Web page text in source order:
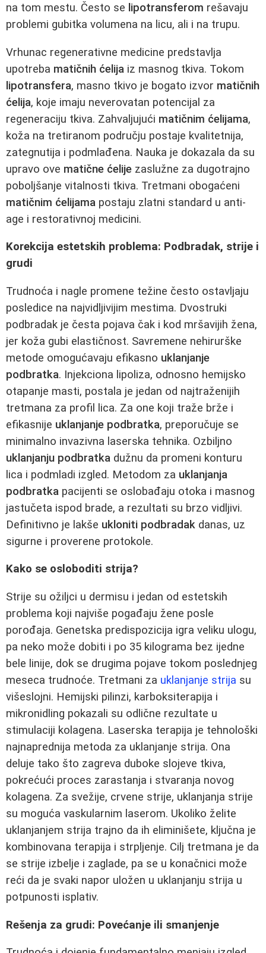
na tom mestu. Često se lipotransferom rešavaju
problemi gubitka volumena na licu, ali i na trupu.
Vrhunac regenerativne medicine predstavlja
upotreba matičnih ćelija iz masnog tkiva. Tokom
lipotransfera, masno tkivo je bogato izvor matičnih
ćelija, koje imaju neverovatan potencijal za
regeneraciju tkiva. Zahvaljujući matičnim ćelijama,
koža na tretiranom području postaje kvalitetnija,
zategnutija i podmlađena. Nauka je dokazala da su
upravo ove matične ćelije zaslužne za dugotrajno
poboljšanje vitalnosti tkiva. Tretmani obogaćeni
matičnim ćelijama postaju zlatni standard u anti-
age i restorativnoj medicini.
Korekcija estetskih problema: Podbradak, strije i
grudi
Trudnoća i nagle promene težine često ostavljaju
posledice na najvidljivijim mestima. Dvostruki
podbradak je česta pojava čak i kod mršavijih žena,
jer koža gubi elastičnost. Savremene nehirurške
metode omogućavaju efikasno uklanjanje
podbratka. Injekciona lipoliza, odnosno hemijsko
otapanje masti, postala je jedan od najtraženijih
tretmana za profil lica. Za one koji traže brže i
efikasnije uklanjanje podbratka, preporučuje se
minimalno invazivna laserska tehnika. Ozbiljno
uklanjanju podbratka dužnu da promeni konturu
lica i podmladi izgled. Metodom za uklanjanja
podbratka pacijenti se oslobađaju otoka i masnog
jastučeta ispod brade, a rezultati su brzo vidljivi.
Definitivno je lakše ukloniti podbradak danas, uz
sigurne i proverene protokole.
Kako se osloboditi strija?
Strije su ožiljci u dermisu i jedan od estetskih
problema koji najviše pogađaju žene posle
porođaja. Genetska predispozicija igra veliku ulogu,
pa neko može dobiti i po 35 kilograma bez ijedne
bele linije, dok se drugima pojave tokom poslednjeg
meseca trudnoće. Tretmani za uklanjanje strija su
višeslojni. Hemijski pilinzi, karboksiterapija i
mikronidling pokazali su odlične rezultate u
stimulaciji kolagena. Laserska terapija je tehnološki
najnaprednija metoda za uklanjanje strija. Ona
deluje tako što zagreva duboke slojeve tkiva,
pokrećući proces zarastanja i stvaranja novog
kolagena. Za svežije, crvene strije, uklanjanja strije
su moguća vaskularnim laserom. Ukoliko želite
uklanjanjem strija trajno da ih eliminišete, ključna je
kombinovana terapija i strpljenje. Cilj tretmana je da
se strije izbelje i zaglade, pa se u konačnici može
reći da je svaki napor uložen u uklanjanju strija u
potpunosti isplativ.
Rešenja za grudi: Povećanje ili smanjenje